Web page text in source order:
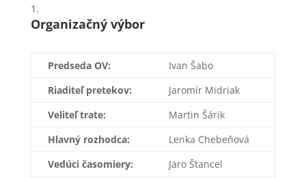
Organizačný výbor
Predseda OV:
Ivan Šabo
Riaditeľ pretekov:
Jaromír Midriak
Veliteľ trate:
Martin Šárik
Hlavný rozhodca:
Lenka Chebeňová
Vedúci časomiery:
Jaro Štancel